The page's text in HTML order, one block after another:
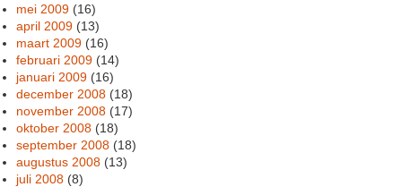
mei 2009 (16)
april 2009 (13)
maart 2009 (16)
februari 2009 (14)
januari 2009 (16)
december 2008 (18)
november 2008 (17)
oktober 2008 (18)
september 2008 (18)
augustus 2008 (13)
juli 2008 (8)